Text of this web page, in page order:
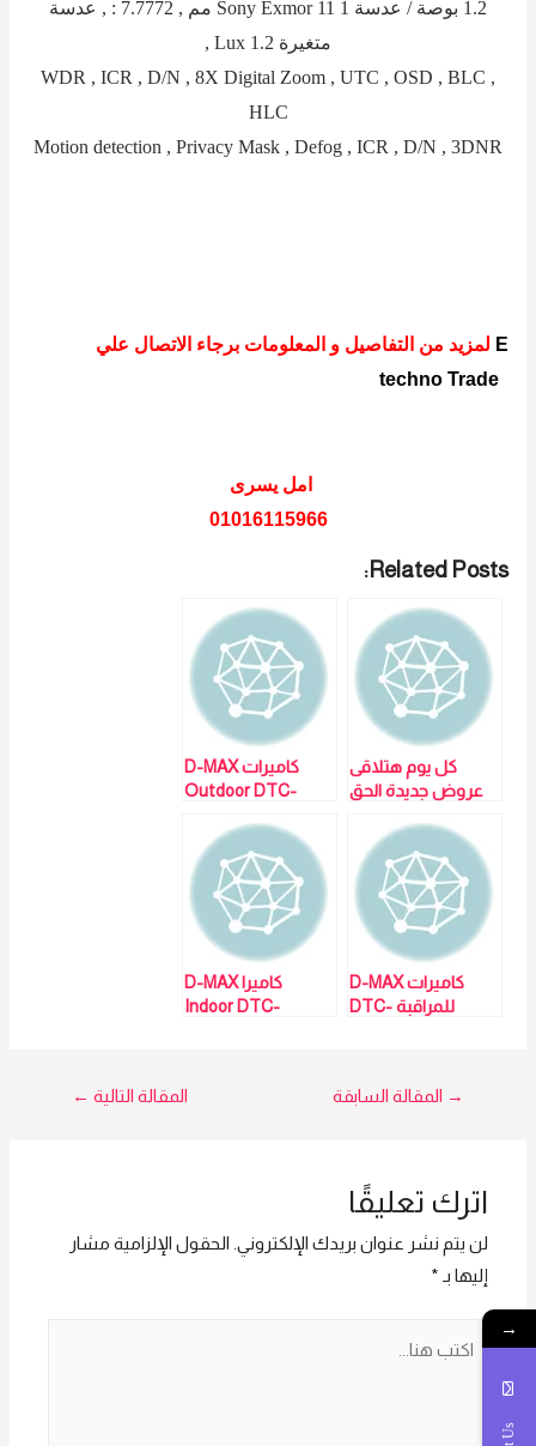
1.2 بوصة / عدسة 1 Sony Exmor 11 مم , 7.7772 : , عدسة
متغيرة 1.2 Lux ,
WDR , ICR , D/N , 8X Digital Zoom , UTC , OSD , BLC ,
HLC
Motion detection , Privacy Mask , Defog , ICR , D/N , 3DNR
E
techno Trade
امل يسرى
01016115966
Related Posts:
كل يوم هتلاقى
عروض جديدة الحق
MAX Outdoor
DTC-2036BIHD
لمزيد من التفاصيل
و المعلومات برجاء
techno Trade امل
يسرى 01016115966
كاميرات D-MAX
Outdoor DTC-
من التفاصيل و
المعلومات برجاء
techno Trade امل
يسرى 01016115966
كاميرات D-MAX
للمراقبة DTC-
الاتصال علي E
كاميرا D-MAX
Indoor DTC-
تصفّح
→ المقالة السابقة المقالة التالية ←
اترك تعليقًا
لن يتم نشر عنوان بريدك الإلكتروني. الحقول الإلزامية مشار
إليها بـ *
→